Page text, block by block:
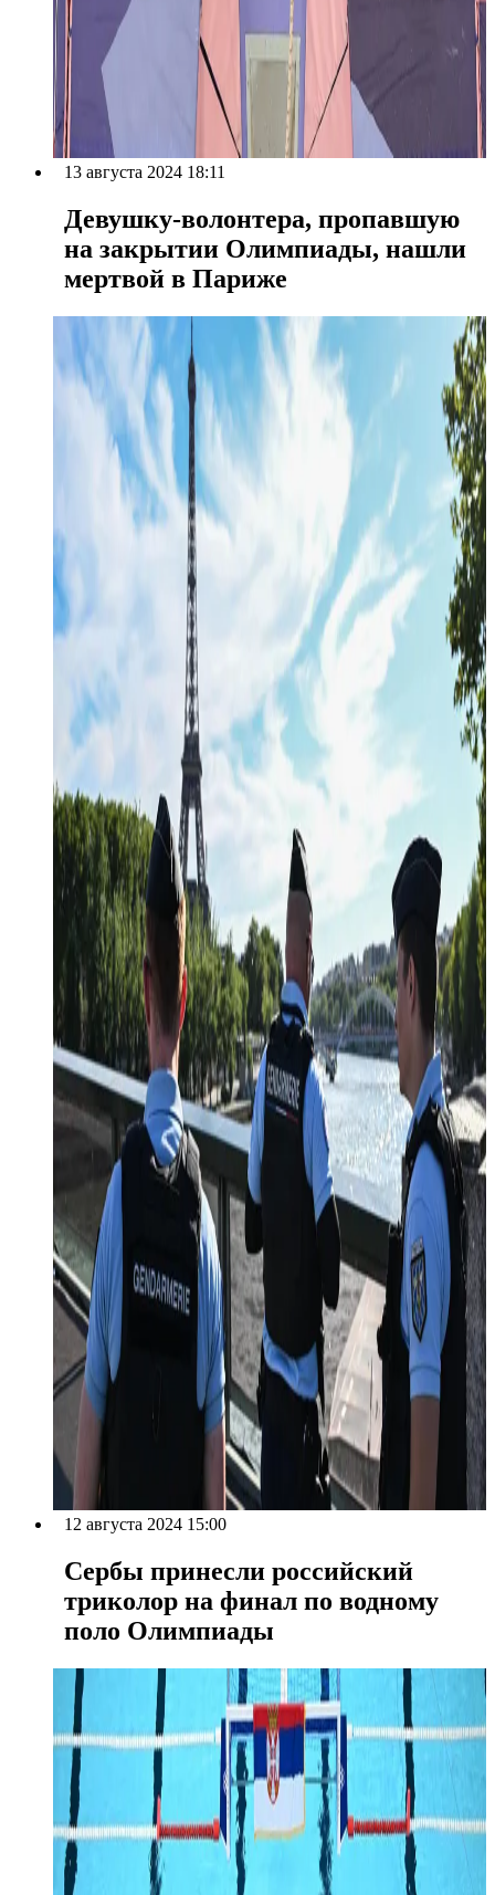
13 августа 2024 18:11
Девушку-волонтера, пропавшую
на закрытии Олимпиады, нашли
мертвой в Париже
12 августа 2024 15:00
Сербы принесли российский
триколор на финал по водному
поло Олимпиады